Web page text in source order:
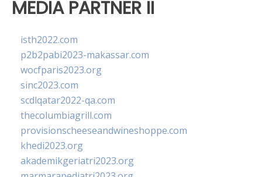
MEDIA PARTNER II
isth2022.com
p2b2pabi2023-makassar.com
wocfparis2023.org
sinc2023.com
scdlqatar2022-qa.com
thecolumbiagrill.com
provisionscheeseandwineshoppe.com
khedi2023.org
akademikgeriatri2023.org